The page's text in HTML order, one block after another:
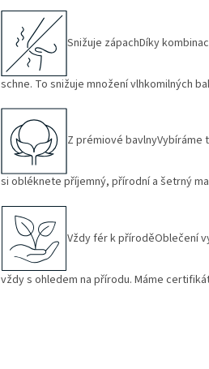
Snižuje zápachDíky
schne. To snižuje množení vlhkomilných
Z prémiové bavlnyVybíráme
si obléknete příjemný, přírodní a šetrný
Vždy fér k příroděOblečení
vždy s ohledem na přírodu. Máme certifikát